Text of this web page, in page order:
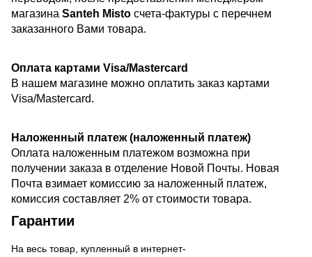
магазина Santeh Misto счета-фактуры с перечнем
заказанного Вами товара.
Оплата картами Visa/Mastercard
В нашем магазине можно оплатить заказ картами
Visa/Mastercard.
Наложенный платеж (наложенный платеж)
Оплата наложенным платежом возможна при
получении заказа в отделение Новой Почты. Новая
Почта взимает комиссию за наложенный платеж,
комиссия составляет 2% от стоимости товара.
Гарантии
На весь товар, купленный в интернет-